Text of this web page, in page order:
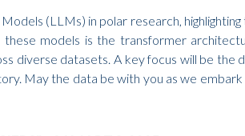
(LLMs) in polar research,
models is the transformer
diverse datasets. A key focus will be
May the data be with you as we